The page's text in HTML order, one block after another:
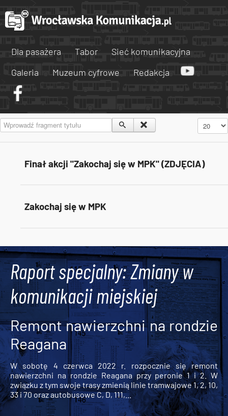
Dla pasażera Tabor
Sieć komunikacyjna
Galeria
Muzeum cyfrowe Redakcja
Wprowadź fragment tytułu Pokaż #
Finał akcji "Zakochaj się w MPK" (ZDJĘCIA)
Zakochaj się w MPK
Raport specjalny: Zmiany w
komunikacji miejskiej
Remont nawierzchni na rondzie
Reagana
W sobotę 4 czerwca 2022 r. rozpocznie się remont
nawierzchni na rondzie Reagana przy peronie 1 i 2. W
związku z tym swoje trasy zmienią linie tramwajowe 1, 2, 10,
33 i 70 oraz autobusowe C, D, 111,...